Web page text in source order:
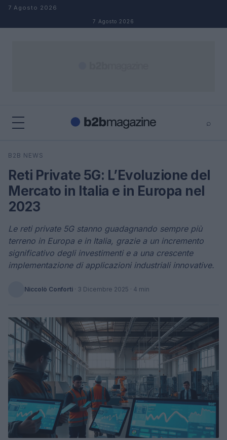
Salta al contenuto
7 Agosto 2026
7 Agosto 2026
⌕
Cerca
B2B NEWS
Reti Private 5G: L’Evoluzione del
Mercato in Italia e in Europa nel
2023
Le reti private 5G stanno guadagnando sempre più
terreno in Europa e in Italia, grazie a un incremento
significativo degli investimenti e a una crescente
implementazione di applicazioni industriali innovative.
Niccolò Conforti · 3 Dicembre 2025 · 4 min